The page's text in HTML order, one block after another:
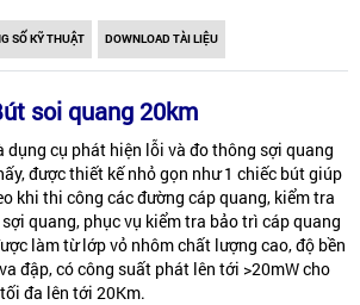
SỐ KỸ THUẬT DOWNLOAD TÀI LIỆU
soi quang 20km
dụng cụ phát hiện lỗi và đo thông sợi quang
được thiết kế nhỏ gọn như 1 chiếc bút giúp
khi thi công các đường cáp quang, kiểm tra
quang, phục vụ kiểm tra bảo trì cáp quang
làm từ lớp vỏ nhôm chất lượng cao, độ bền
đập, có công suất phát lên tới >20mW cho
đa lên tới 20Km.